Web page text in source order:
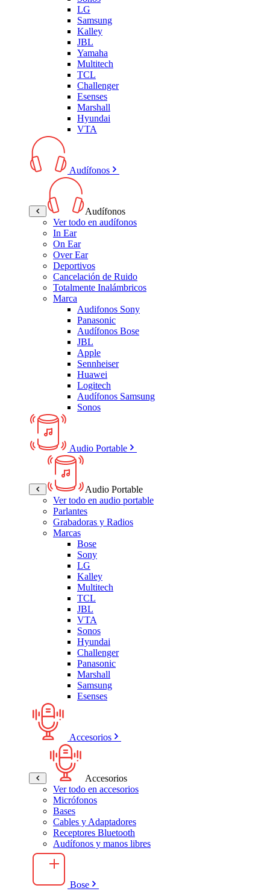
LG
Samsung
Kalley
JBL
Yamaha
Multitech
TCL
Challenger
Esenses
Marshall
Hyundai
VTA
Audífonos
Audífonos
Ver todo en audífonos
In Ear
On Ear
Over Ear
Deportivos
Cancelación de Ruido
Totalmente Inalámbricos
Marca
Audifonos Sony
Panasonic
Audífonos Bose
JBL
Apple
Sennheiser
Huawei
Logitech
Audífonos Samsung
Sonos
Audio Portable
Audio Portable
Ver todo en audio portable
Parlantes
Grabadoras y Radios
Marcas
Bose
Sony
LG
Kalley
Multitech
TCL
JBL
VTA
Sonos
Hyundai
Challenger
Panasonic
Marshall
Samsung
Esenses
Accesorios
Accesorios
Ver todo en accesorios
Micrófonos
Bases
Cables y Adaptadores
Receptores Bluetooth
Audífonos y manos libres
Bose